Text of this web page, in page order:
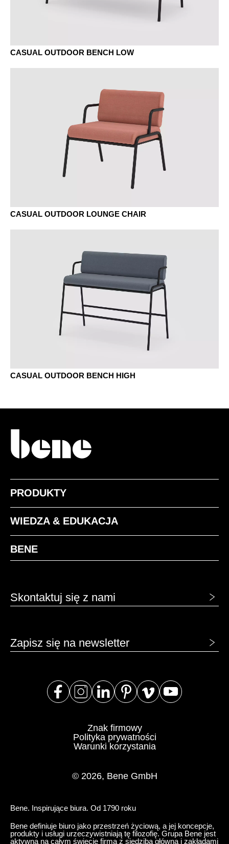
CASUAL OUTDOOR BENCH LOW
CASUAL OUTDOOR LOUNGE CHAIR
CASUAL OUTDOOR BENCH HIGH
PRODUKTY
WIEDZA & EDUKACJA
BENE
Skontaktuj się z nami
Zapisz się na newsletter
© 2026, Bene GmbH
Znak firmowy
Polityka prywatności
Warunki korzystania
Bene. Inspirujące biura. Od 1790 roku
Bene definiuje biuro jako przestrzeń życiową, a jej koncepcje,
produkty i usługi urzeczywistniają tę filozofię. Grupa Bene jest
aktywną na całym świecie firmą z siedzibą główną i zakładami